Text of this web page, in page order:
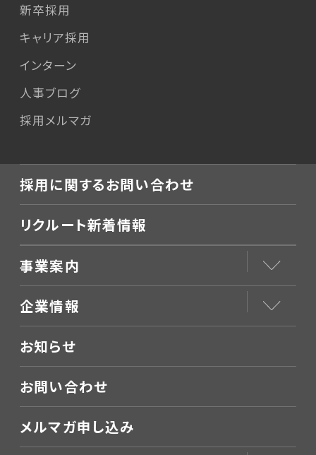
新卒採用
キャリア採用
インターン
人事ブログ
採用メルマガ
採用に関するお問い合わせ
リクルート新着情報
事業案内
企業情報
お知らせ
お問い合わせ
メルマガ申し込み